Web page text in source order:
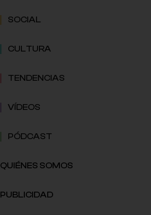
SOCIAL
CULTURA
TENDENCIAS
VÍDEOS
PÓDCAST
QUIÉNES SOMOS
PUBLICIDAD